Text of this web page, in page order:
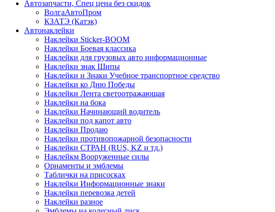
Автозапчасти, Спец цена без скидок
ВолгаАвтоПром
КЗАТЭ (Катэк)
Автонаклейки
Наклейки Sticker-BOOM
Наклейки Боевая классика
Наклейки для грузовых авто информационные
Наклейки знак Шипы
Наклейки и Знаки Учебное транспортное средство
Наклейки ко Дню Победы
Наклейки Лента светоотражающая
Наклейки на бока
Наклейки Начинающий водитель
Наклейки под капот авто
Наклейки Продаю
Наклейки противопожарной безопасности
Наклейки СТРАН (RUS, KZ и тд.)
Наклейкм Вооруженные силы
Орнаменты и эмблемы
Таблички на присосках
Наклейки Информационные знаки
Наклейки перевозка детей
Наклейки разное